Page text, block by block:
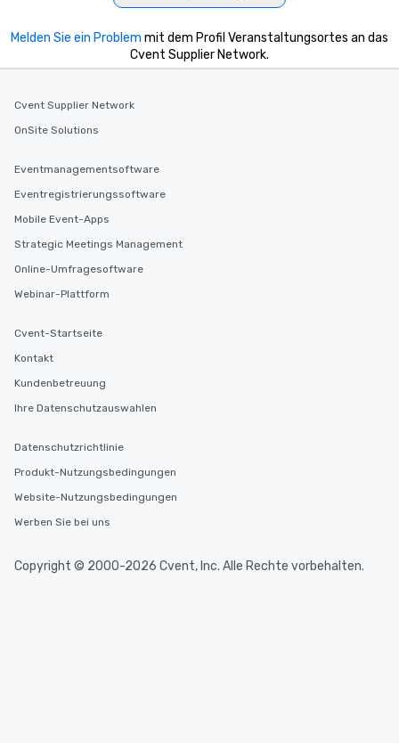
Melden Sie ein Problem mit dem Profil Veranstaltungsortes an das
Cvent Supplier Network.
Cvent Supplier Network
OnSite Solutions
Eventmanagementsoftware
Eventregistrierungssoftware
Mobile Event-Apps
Strategic Meetings Management
Online-Umfragesoftware
Webinar-Plattform
Cvent-Startseite
Kontakt
Kundenbetreuung
Ihre Datenschutzauswahlen
Datenschutzrichtlinie
Produkt-Nutzungsbedingungen
Website-Nutzungsbedingungen
Werben Sie bei uns
Copyright © 2000-2026 Cvent, Inc. Alle Rechte vorbehalten.